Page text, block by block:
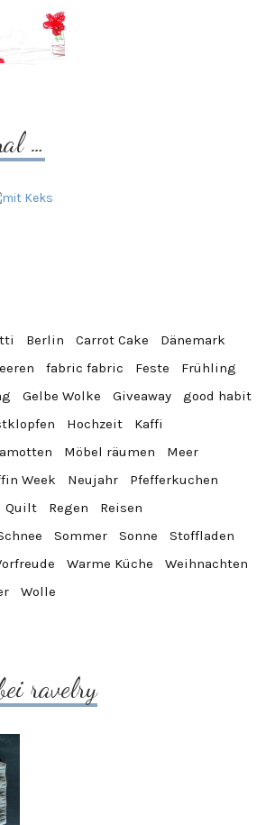
…
Berlin Carrot Cake
Dänemark
fabric fabric Feste
Frühling
Gelbe Wolke Giveaway
good habit
Hochzeit
Kaffi
Möbel räumen
Meer
Week Neujahr
Pfefferkuchen
Quilt Regen
Reisen
Sommer Sonne
Stoffladen
Warme Küche
Weihnachten
Wolle
ravelry